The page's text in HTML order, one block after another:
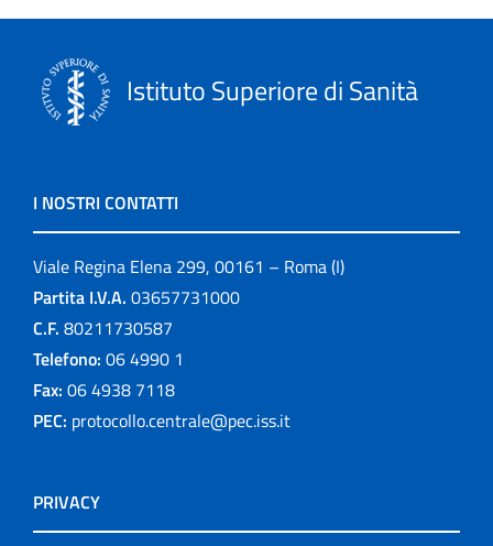
Istituto Superiore di Sanità
I NOSTRI CONTATTI
Viale Regina Elena 299, 00161 – Roma (I)
Partita I.V.A. 03657731000
C.F. 80211730587
Telefono: 06 4990 1
Fax: 06 4938 7118
PEC: protocollo.centrale@pec.iss.it
PRIVACY